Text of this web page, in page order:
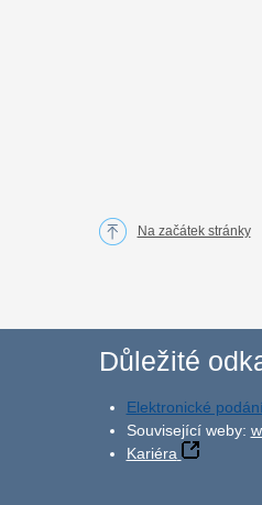
Na začátek stránky
Důležité
Elektronické
Související weby:
Kariéra